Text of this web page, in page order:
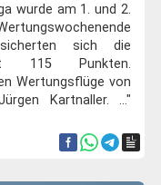
wurde am 1. und 2.
sich die
115 Punkten.
Wertungsflüge von
Kartnaller. ..."